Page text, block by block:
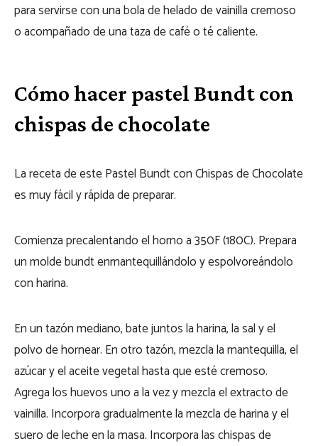
para servirse con una bola de helado de vainilla cremoso
o acompañado de una taza de café o té caliente.
Cómo hacer pastel Bundt con
chispas de chocolate
La receta de este Pastel Bundt con Chispas de Chocolate
es muy fácil y rápida de preparar.
Comienza precalentando el horno a 350F (180C). Prepara
un molde bundt enmantequillándolo y espolvoreándolo
con harina.
En un tazón mediano, bate juntos la harina, la sal y el
polvo de hornear. En otro tazón, mezcla la mantequilla, el
azúcar y el aceite vegetal hasta que esté cremoso.
Agrega los huevos uno a la vez y mezcla el extracto de
vainilla. Incorpora gradualmente la mezcla de harina y el
suero de leche en la masa. Incorpora las chispas de